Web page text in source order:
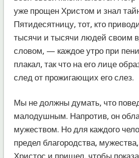
уже прощен Христом и знал
Пятидесятницу, тот, кто
тысячи и тысячи людей своим
словом, — каждое утро при
плакал, так что на его лице
след от прожигающих его слез.
Мы не должны думать, что
малодушным. Напротив, он
мужеством. Но для каждого
предел благородства,
Христос и пришел, чтобы